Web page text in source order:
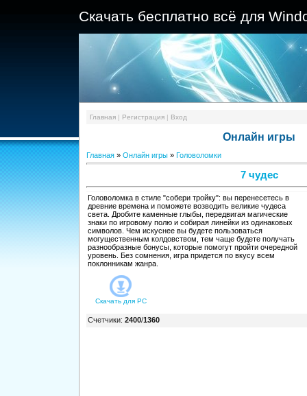
Скачать бесплатно всё для
Главная| Регистрация| Вход
Онлайн игры
Главная» Онлайн игры» Головоломки
7 чудес
Головоломка в стиле "собери тройку": вы перенесетесь в
древние времена и поможете возводить великие чудеса
света. Дробите каменные глыбы, передвигая магические
знаки по игровому полю и собирая линейки из одинаковых
символов. Чем искуснее вы будете пользоваться
могущественным колдовством, тем чаще будете получать
разнообразные бонусы, которые помогут пройти очередной
уровень. Без сомнения, игра придется по вкусу всем
поклонникам жанра.
Скачать дляPC
Счетчики: 2400/1360